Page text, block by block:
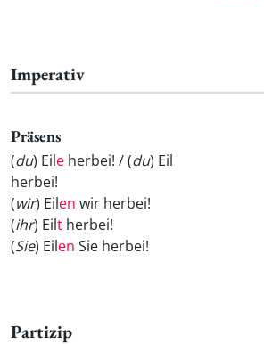
Imperativ
Präsens
(du) Eile herbei! / (du) Eil
herbei!
(wir) Eilen wir herbei!
(ihr) Eilt herbei!
(Sie) Eilen Sie herbei!
Partizip